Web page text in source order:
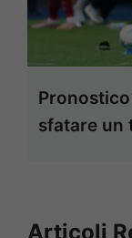
sfatare un
Articoli